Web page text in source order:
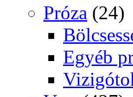
Próza (24)
Egyéb